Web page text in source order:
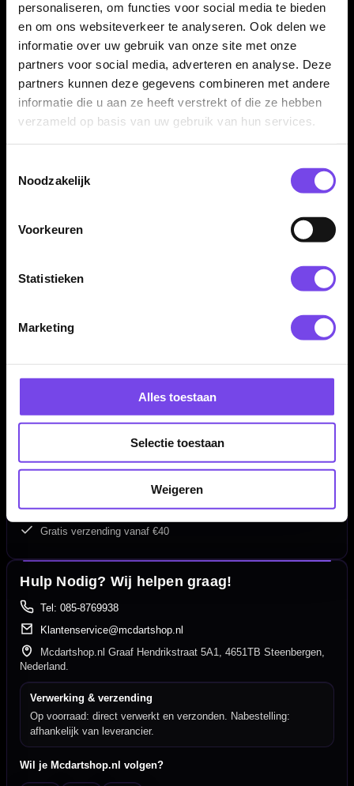
personaliseren, om functies voor social media te bieden
en om ons websiteverkeer te analyseren. Ook delen we
informatie over uw gebruik van onze site met onze
partners voor social media, adverteren en analyse. Deze
partners kunnen deze gegevens combineren met andere
informatie die u aan ze heeft verstrekt of die ze hebben
verzameld op basis van uw gebruik van hun services.
Noodzakelijk
Voorkeuren
Statistieken
Marketing
Alles toestaan
Selectie toestaan
Weigeren
✓ Licht en ademend materiaal
✓ Microvezelstof helpt vocht af te voeren
✓ Witte Hex-uitstraling
✓ Voorzien van een praktische borstzak
✓ Geschikt voor wedstrijden, toernooien en training
Dartshirt Kleur:
Dartshirt Type:
Pasvorm:Sportief dartshirt
Dartspecialist sinds 2016
20.000+ artikelen op voorraad
350m² fysieke dartwinkel
Deskundig advies van echte darters
Gratis verzending vanaf €40
Hulp Nodig? Wij helpen graag!
Tel: 085-8769938
Klantenservice@mcdartshop.nl
Mcdartshop.nl Graaf Hendrikstraat 5A1, 4651TB Steenbergen,
Nederland.
Verwerking & verzending
Op voorraad: direct verwerkt en verzonden. Nabestelling:
afhankelijk van leverancier.
Wil je Mcdartshop.nl volgen?